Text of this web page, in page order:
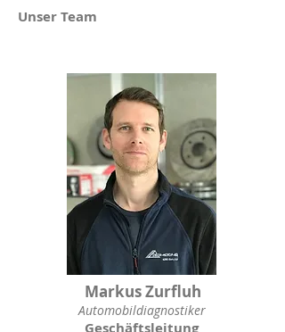
Unser Team
Markus Zurfluh
Automobildiagnostiker
Geschäftsleitung